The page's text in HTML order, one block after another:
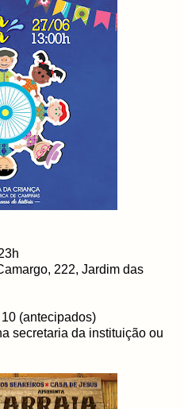
222, Jardim das
(antecipados)
secretaria da instituição ou